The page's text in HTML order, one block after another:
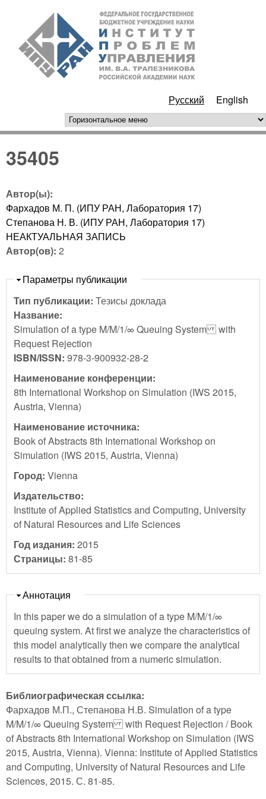
Перейти к основному
содержанию
РАН
Русский English
горизонтальное меню
35405
Автор(ы):
Фархадов М. П. (ИПУ РАН, Лаборатория 17)
Степанова Н. В. (ИПУ РАН, Лаборатория 17)
НЕАКТУАЛЬНАЯ ЗАПИСЬ
Автор(ов): 2
Скрыть
Параметры публикации
Тип публикации: Тезисы доклада
Название:
Simulation of a type M/M/1/∞ Queuing System with
Request Rejection
ISBN/ISSN: 978-3-900932-28-2
Наименование конференции:
8th International Workshop on Simulation (IWS 2015,
Austria, Vienna)
Наименование источника:
Book of Abstracts 8th International Workshop on
Simulation (IWS 2015, Austria, Vienna)
Город: Vienna
Издательство:
Institute of Applied Statistics and Computing, University
of Natural Resources and Life Sciences
Год издания: 2015
Страницы: 81-85
Скрыть
Аннотация
In this paper we do a simulation of a type M/M/1/∞
queuing system. At first we analyze the characteristics of
this model analytically then we compare the analytical
results to that obtained from a numeric simulation.
Библиографическая ссылка:
Фархадов М.П., Степанова Н.В. Simulation of a type
M/M/1/∞ Queuing System with Request Rejection / Book
of Abstracts 8th International Workshop on Simulation (IWS
2015, Austria, Vienna). Vienna: Institute of Applied Statistics
and Computing, University of Natural Resources and Life
Sciences, 2015. С. 81-85.